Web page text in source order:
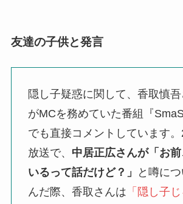
友達の子供と発言
隠し子疑惑に関して、香取慎
がMCを務めていた番組『
でも直接コメントしています
放送で、 中居正広さんが「お
いるって話だけど？」
と噂に
んだ際、香取さんは 「隠し子